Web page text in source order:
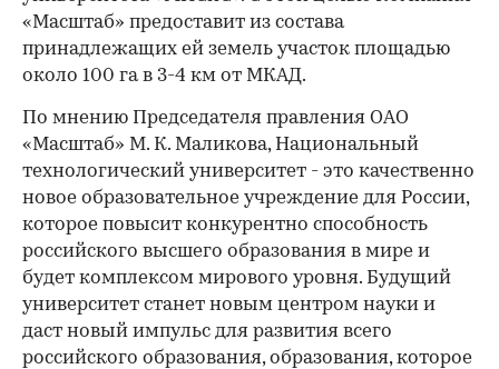
«Масштаб» предоставит из состава
принадлежащих ей земель участок площадью
около 100 га в 3-4 км от МКАД.
По мнению Председателя правления ОАО
«Масштаб» М. К. Маликова, Национальный
технологический университет - это качественно
новое образовательное учреждение для России,
которое повысит конкурентно способность
российского высшего образования в мире и
будет комплексом мирового уровня. Будущий
университет станет новым центром науки и
даст новый импульс для развития всего
российского образования, образования, которое